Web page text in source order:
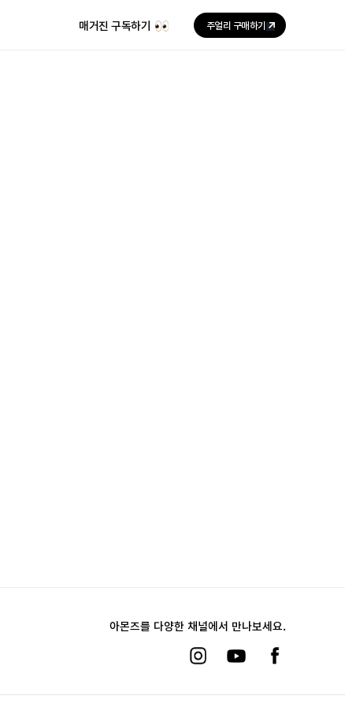
매거진 구독하기 주얼리 구매하기
아몬즈를 다양한 채널에서 만나보세요.